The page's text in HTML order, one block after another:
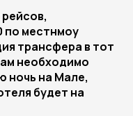
по местнмоу
трансфера в тот
необходимо
ночь на Мале,
будет на